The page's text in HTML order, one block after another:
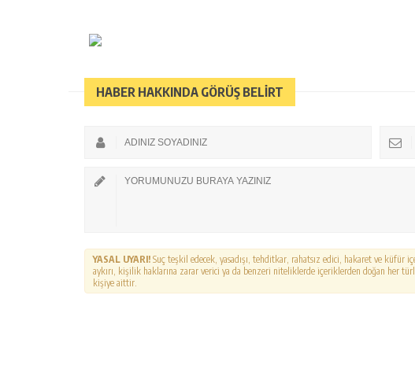
HABER HAKKINDA GÖRÜŞ BELİRT
YASAL UYARI! Suç teşkil edecek, yasadışı, tehditkar, rahatsız edici, hakaret ve küfür
aykırı, kişilik haklarına zarar verici ya da benzeri niteliklerde içeriklerden doğan her
kişiye aittir.